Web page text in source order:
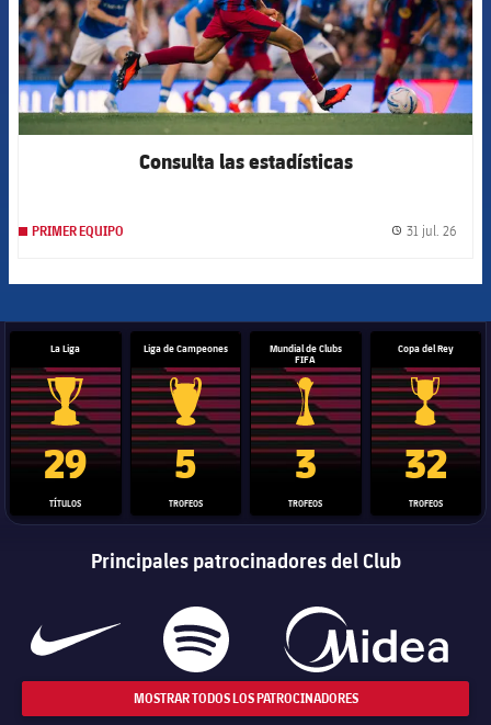
Consulta las estadísticas
PRIMER EQUIPO 31 jul. 26
La Liga
Trofeo de La Liga
29
TÍTULOS
Liga de Campeones
Trofeo de la Liga de Campeones
5
TROFEOS
Mundial de Clubs
FIFA
Trofeo del Mundial de
3
TROFEOS
Copa del Rey
Copa del
32
TROFEOS
Principales patrocinadores del Club
MOSTRAR TODOS LOS PATROCINADORES